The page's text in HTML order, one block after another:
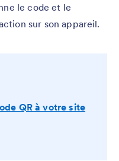
le code et le
sur son appareil.
QR à votre site